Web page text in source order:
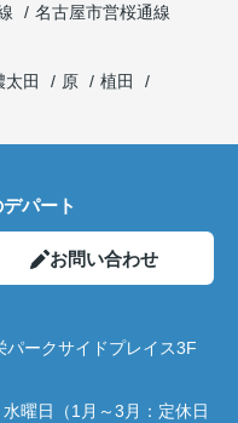
名古屋市営桜通線
太田 原
植田
パート
お問い合わせ
ークサイドプレイス3F
曜日（1月～3月：定休日